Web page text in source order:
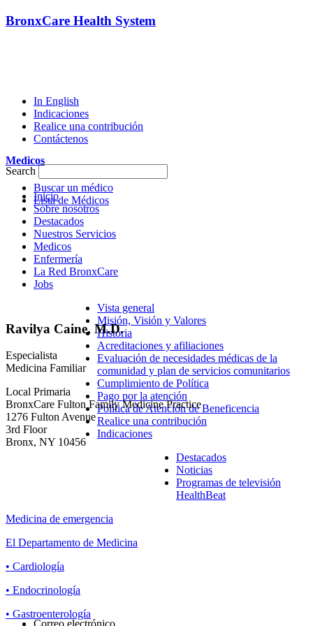
BronxCare Health System
In English
Indicaciones
Realice una contribución
Contáctenos
Search
Inicio
Sobre nosotros
Destacados
Nuestros Servicios
Medicos
Enfermería
La Red BronxCare
Jobs
Vista general
Misión, Visión y Valores
Historia
Acreditaciones y afiliaciones
Evaluación de necesidades médicas de la
comunidad y plan de servicios comunitarios
Cumplimiento de Política
Pago por la atención
Política de Atención de Beneficencia
Realice una contribución
Indicaciones
Destacados
Noticias
Programas de televisión
HealthBeat
Medicina de emergencia
El Departamento de Medicina
• Cardiología
• Endocrinología
• Gastroenterología
Medicos
Buscar un médico
Lista de Médicos
Ravilya Caine, M.D.
Especialista
Medicina Familiar
Local Primaria
BronxCare Fulton Family Medicine Practice
1276 Fulton Avenue
3rd Floor
Bronx, NY 10456